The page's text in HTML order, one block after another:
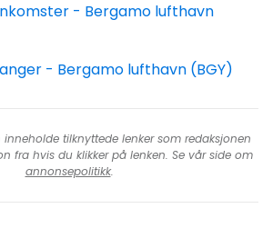
- Bergamo lufthavn
- Bergamo lufthavn (BGY)
inneholde tilknyttede lenker som redaksjonen
fra hvis du klikker på lenken. Se vår side om
annonsepolitikk.